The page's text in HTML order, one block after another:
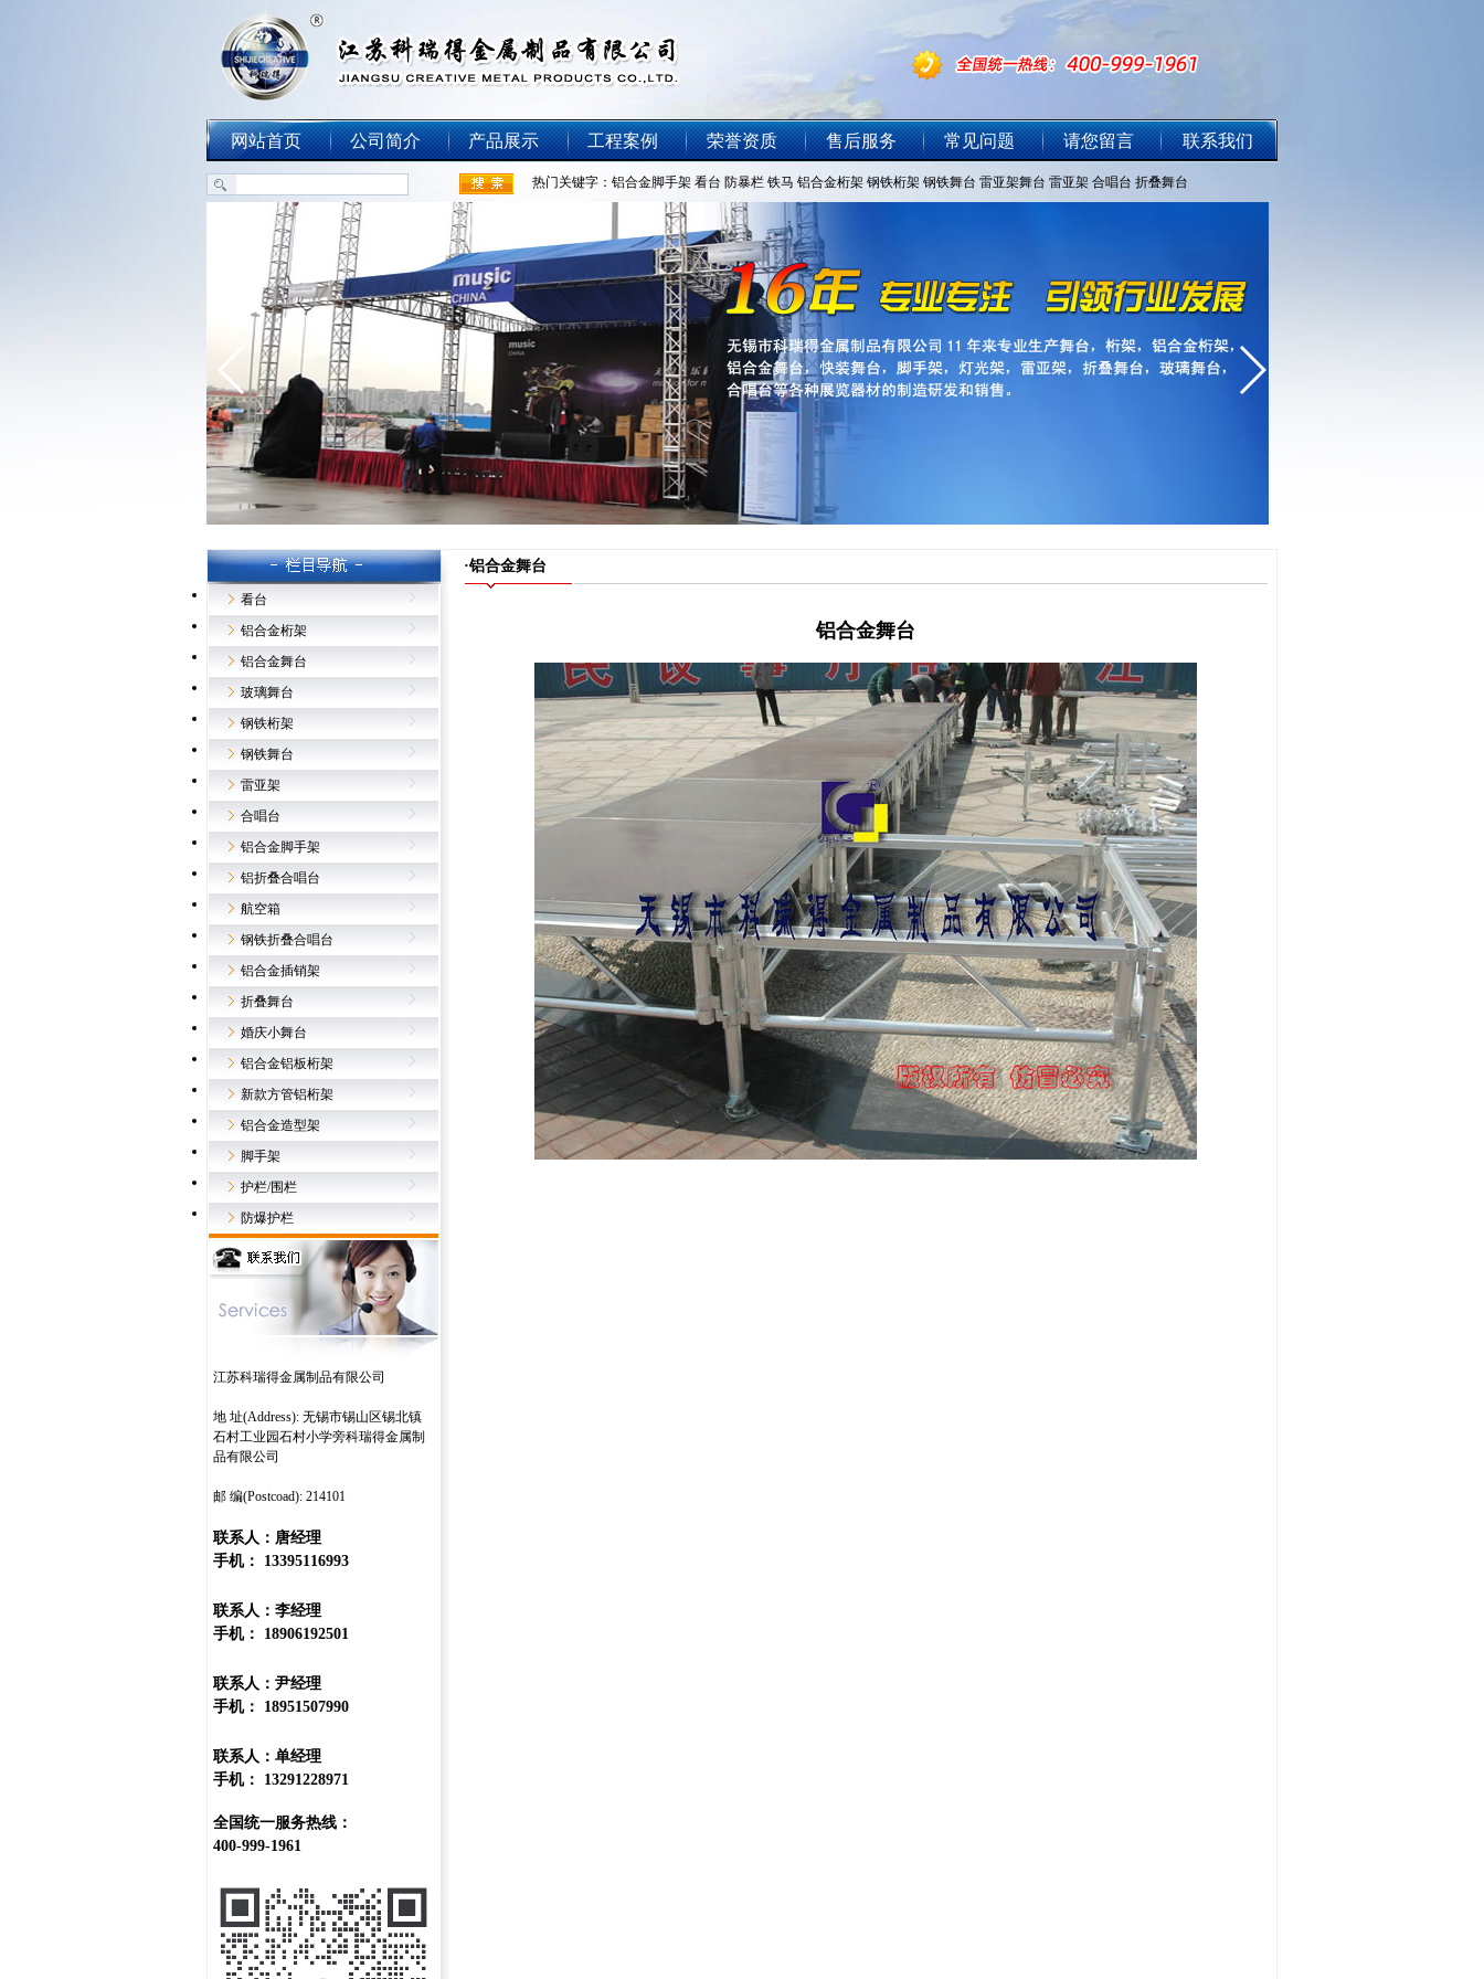
网站首页 公司简介 产品展示 工程案例 荣誉资质 售后服务 常见问题 请您留言 联系我们
热门关键字： 铝合金脚手架 看台 防暴栏 铁马 铝合金桁架 钢铁桁架 钢铁舞台 雷亚架舞台 雷亚架 合唱台 折叠舞台
看台
铝合金桁架
铝合金舞台
玻璃舞台
钢铁桁架
钢铁舞台
雷亚架
合唱台
铝合金脚手架
铝折叠合唱台
航空箱
钢铁折叠合唱台
铝合金插销架
折叠舞台
婚庆小舞台
铝合金铝板桁架
新款方管铝桁架
铝合金造型架
脚手架
护栏/围栏
防爆护栏
江苏科瑞得金属制品有限公司
地 址(Address): 无锡市锡山区锡北镇
石村工业园石村小学旁科瑞得金属制
品有限公司
邮 编(Postcoad): 214101
联系人：唐经理
手机： 13395116993
联系人：李经理
手机： 18906192501
联系人：尹经理
手机： 18951507990
联系人：单经理
手机： 13291228971
全国统一服务热线：
400-999-1961
·铝合金舞台
铝合金舞台